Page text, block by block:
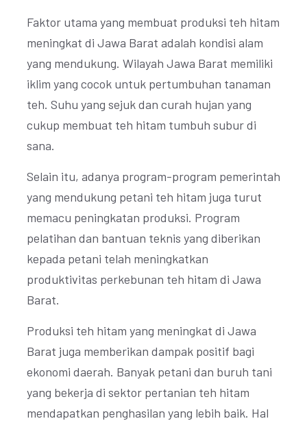
Faktor utama yang membuat produksi teh hitam
meningkat di Jawa Barat adalah kondisi alam
yang mendukung. Wilayah Jawa Barat memiliki
iklim yang cocok untuk pertumbuhan tanaman
teh. Suhu yang sejuk dan curah hujan yang
cukup membuat teh hitam tumbuh subur di
sana.
Selain itu, adanya program-program pemerintah
yang mendukung petani teh hitam juga turut
memacu peningkatan produksi. Program
pelatihan dan bantuan teknis yang diberikan
kepada petani telah meningkatkan
produktivitas perkebunan teh hitam di Jawa
Barat.
Produksi teh hitam yang meningkat di Jawa
Barat juga memberikan dampak positif bagi
ekonomi daerah. Banyak petani dan buruh tani
yang bekerja di sektor pertanian teh hitam
mendapatkan penghasilan yang lebih baik. Hal